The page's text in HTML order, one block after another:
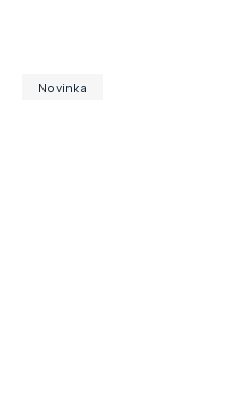
Novinka